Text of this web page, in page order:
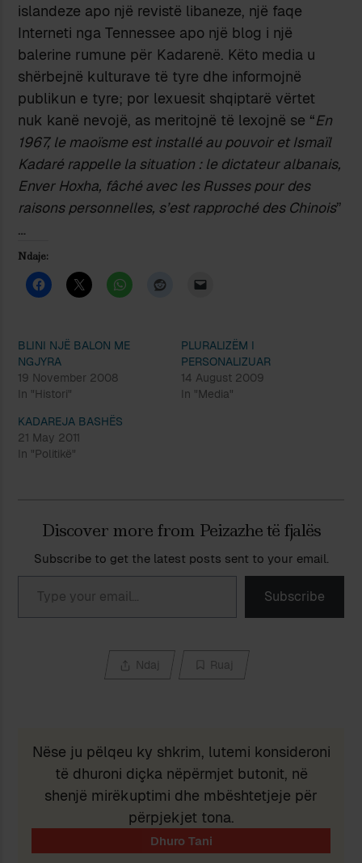
islandeze apo një revistë libaneze, një faqe
Interneti nga Tennessee apo një blog i një
balerine rumune për Kadarenë. Këto media u
shërbejnë kulturave të tyre dhe informojnë
publikun e tyre; por lexuesit shqiptarë vërtet
nuk kanë nevojë, as meritojnë të lexojnë se “En
1967, le maoïsme est installé au pouvoir et Ismaïl
Kadaré rappelle la situation : le dictateur albanais,
Enver Hoxha, fâché avec les Russes pour des
raisons personnelles, s’est rapproché des Chinois”
…
Ndaje:
BLINI NJË BALON ME
NGJYRA
19 November 2008
In "Histori"
PLURALIZËM I
PERSONALIZUAR
14 August 2009
In "Media"
KADAREJA BASHËS
21 May 2011
In "Politikë"
Discover more from Peizazhe të fjalës
Subscribe to get the latest posts sent to your email.
Type your email…
Subscribe
Ndaj Ruaj
Nëse ju pëlqeu ky shkrim, lutemi konsideroni
të dhuroni diçka nëpërmjet butonit, në
shenjë mirëkuptimi dhe mbështetjeje për
përpjekjet tona.